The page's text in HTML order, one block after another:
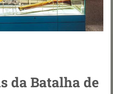
da Batalha de